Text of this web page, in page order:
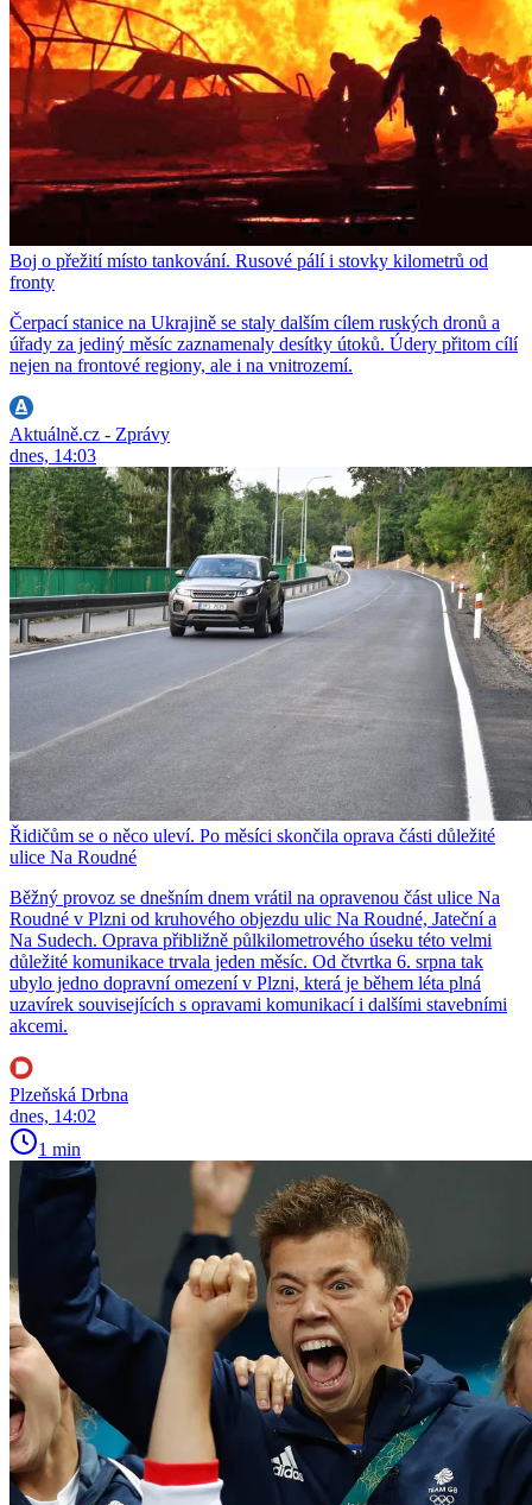
Boj o přežití místo tankování. Rusové pálí i stovky kilometrů od
fronty
Čerpací stanice na Ukrajině se staly dalším cílem ruských dronů a
úřady za jediný měsíc zaznamenaly desítky útoků. Údery přitom cílí
nejen na frontové regiony, ale i na vnitrozemí.
Aktuálně.cz - Zprávy
dnes, 14:03
Řidičům se o něco uleví. Po měsíci skončila oprava části důležité
ulice Na Roudné
Běžný provoz se dnešním dnem vrátil na opravenou část ulice Na
Roudné v Plzni od kruhového objezdu ulic Na Roudné, Jateční a
Na Sudech. Oprava přibližně půlkilometrového úseku této velmi
důležité komunikace trvala jeden měsíc. Od čtvrtka 6. srpna tak
ubylo jedno dopravní omezení v Plzni, která je během léta plná
uzavírek souvisejících s opravami komunikací i dalšími stavebními
akcemi.
Plzeňská Drbna
dnes, 14:02
1 min